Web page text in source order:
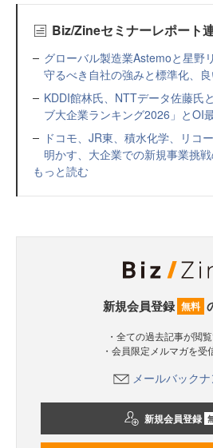
Biz/Zineセミナーレポート
グローバル製造業Astemoと星野
守るべき自社の強みと標準化、
KDDI館林氏、NTTデータ佐藤氏
ブ大企業ランキング2026」とOI
ドコモ、JR東、積水化学、リコ
明かす、大企業での新規事業挑戦
もっと読む
新規会員登録 無料
・全ての過去記事が閲
・会員限定メルマガを受
メールバック
新規会員登録